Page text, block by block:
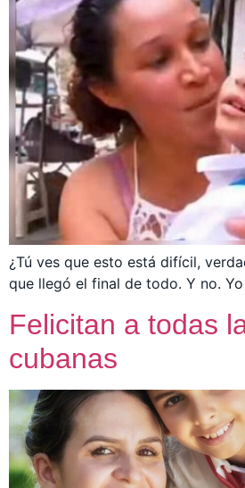
¿Tú ves que esto está difícil,
que llegó el final de todo. Y no.
Felicitan a todas
cubanas